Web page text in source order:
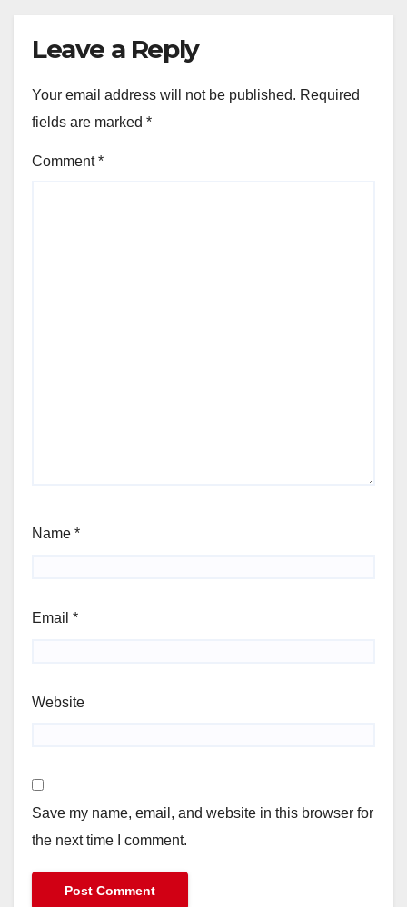
Leave a Reply
Your email address will not be published. Required
fields are marked *
Comment*
Name *
Email *
Website
Save my name, email, and website in this browser for
the next time I comment.